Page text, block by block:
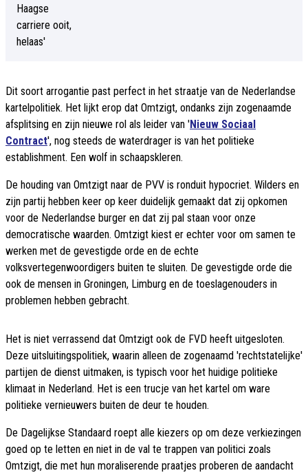
Dit soort arrogantie past perfect in het straatje van de Nederlandse
kartelpolitiek. Het lijkt erop dat Omtzigt, ondanks zijn zogenaamde
afsplitsing en zijn nieuwe rol als leider van 'Nieuw Sociaal
Contract', nog steeds de waterdrager is van het politieke
establishment. Een wolf in schaapskleren.
De houding van Omtzigt naar de PVV is ronduit hypocriet. Wilders en
zijn partij hebben keer op keer duidelijk gemaakt dat zij opkomen
voor de Nederlandse burger en dat zij pal staan voor onze
democratische waarden. Omtzigt kiest er echter voor om samen te
werken met de gevestigde orde en de echte
volksvertegenwoordigers buiten te sluiten. De gevestigde orde die
ook de mensen in Groningen, Limburg en de toeslagenouders in
problemen hebben gebracht.
Het is niet verrassend dat Omtzigt ook de FVD heeft uitgesloten.
Deze uitsluitingspolitiek, waarin alleen de zogenaamd 'rechtstatelijke'
partijen de dienst uitmaken, is typisch voor het huidige politieke
klimaat in Nederland. Het is een trucje van het kartel om ware
politieke vernieuwers buiten de deur te houden.
De Dagelijkse Standaard roept alle kiezers op om deze verkiezingen
goed op te letten en niet in de val te trappen van politici zoals
Omtzigt, die met hun moraliserende praatjes proberen de aandacht